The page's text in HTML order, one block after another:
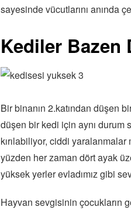
sayesinde vücutlarını anında
Kediler Bazen
Bir binanın 2.katından düşen
düşen bir kedi için aynı durum
kırılabiliyor, ciddi
yüzden her zaman dört ayak
yüksek yerler evladımız gibi
Hayvan sevgisinin çocukların